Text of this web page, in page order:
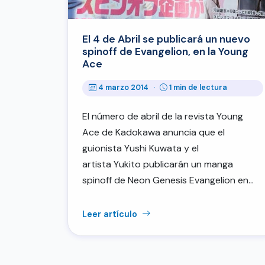
El 4 de Abril se publicará un nuevo
spinoff de Evangelion, en la Young
Ace
4 marzo 2014 · 1 min de lectura
El número de abril de la revista Young
Ace de Kadokawa anuncia que el
guionista Yushi Kuwata y el
artista Yukito publicarán un manga
spinoff de Neon Genesis Evangelion en…
Leer artículo